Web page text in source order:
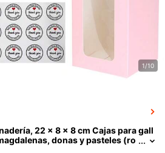
1/10
22 x 8 x 8 cm Cajas para gall
donas y pasteles (ro